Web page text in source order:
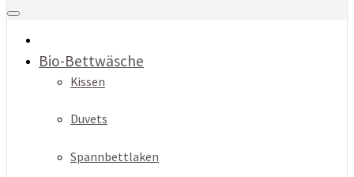
Bio-Bettwäsche
Kissen
Duvets
Spannbettlaken